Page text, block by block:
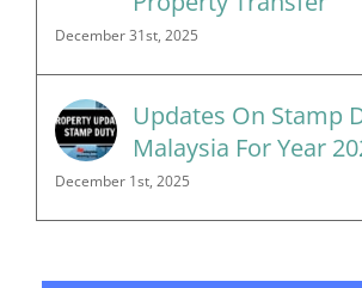
December 31st, 2025
Updates On Stamp
Malaysia For Year
December 1st, 2025